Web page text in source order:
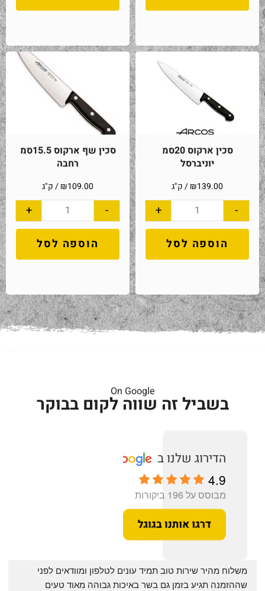
סכין ארקוס 20סמ
יוניברסל
₪139.00 / ק"ג
-
+
הוספה לסל
סכין שף ארקוס 15.5סמ
רחבה
₪109.00 / ק"ג
-
+
הוספה לסל
On Google
בשביל זה שווה לקום בבוקר
4.9
מבוסס על 196 ביקורות